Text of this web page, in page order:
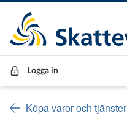
Till innehåll
Till navigationen
Till chattrobot
Logga in
Köpa varor och tjänster